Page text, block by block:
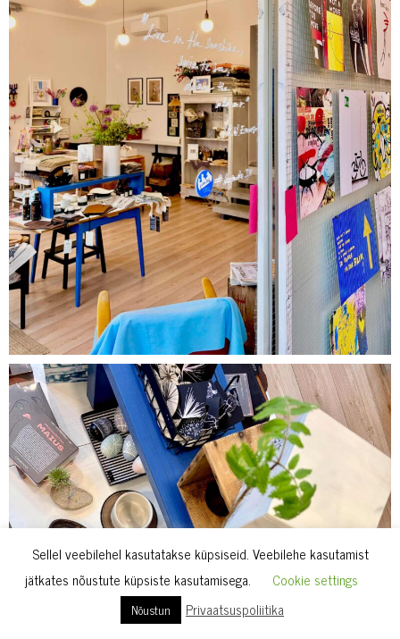
Sellel veebilehel kasutatakse küpsiseid. Veebilehe kasutamist
jätkates nõustute küpsiste kasutamisega.
Cookie settings
Nõustun Privaatsuspoliitika